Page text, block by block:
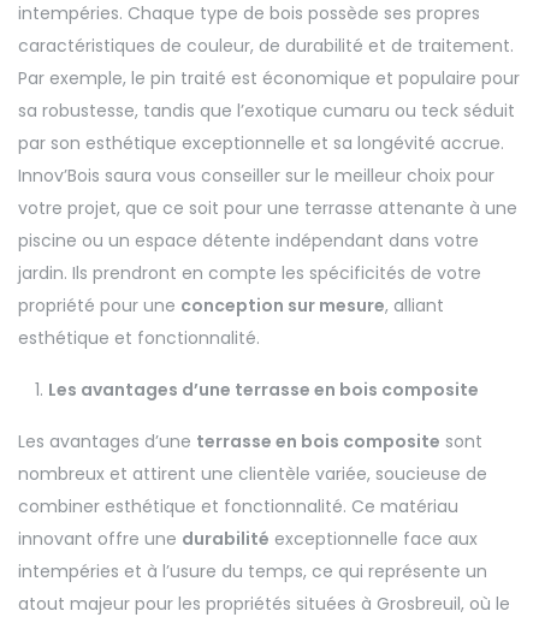
intempéries. Chaque type de bois possède ses propres
caractéristiques de couleur, de durabilité et de traitement.
Par exemple, le pin traité est économique et populaire pour
sa robustesse, tandis que l’exotique cumaru ou teck séduit
par son esthétique exceptionnelle et sa longévité accrue.
Innov’Bois saura vous conseiller sur le meilleur choix pour
votre projet, que ce soit pour une terrasse attenante à une
piscine ou un espace détente indépendant dans votre
jardin. Ils prendront en compte les spécificités de votre
propriété pour une conception sur mesure, alliant
esthétique et fonctionnalité.
Les avantages d’une terrasse en bois composite
Les avantages d’une terrasse en bois composite sont
nombreux et attirent une clientèle variée, soucieuse de
combiner esthétique et fonctionnalité. Ce matériau
innovant offre une durabilité exceptionnelle face aux
intempéries et à l’usure du temps, ce qui représente un
atout majeur pour les propriétés situées à Grosbreuil, où le